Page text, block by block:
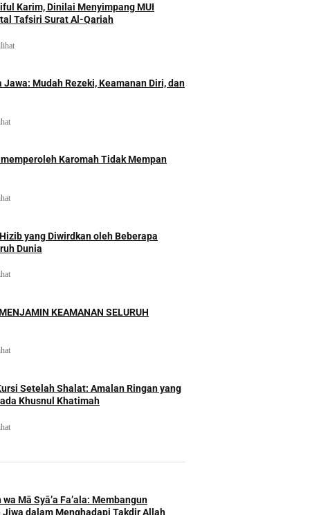
Karim, Dinilai Menyimpang MUI
Tafsiri Surat Al-Qariah
Jawa: Mudah Rezeki, Keamanan Diri, dan
Karomah Tidak Mempan
yang Diwirdkan oleh Beberapa
Dunia
KEAMANAN SELURUH
Setelah Shalat: Amalan Ringan yang
Khusnul Khatimah
Mā Syā’a Fa’ala: Membangun
Jiwa dalam Menghadapi Takdir Allah